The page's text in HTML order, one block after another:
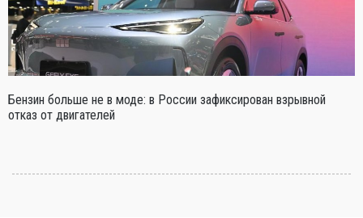
Бензин больше не в моде: в России зафиксирован взрывной
отказ от двигателей